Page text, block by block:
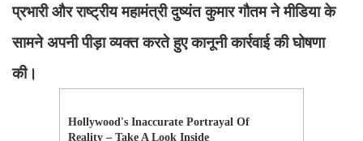
प्रभारी और राष्ट्रीय महामंत्री दुष्यंत कुमार गौतम ने मीडिया के
सामने अपनी पीड़ा व्यक्त करते हुए कानूनी कार्रवाई की घोषणा
की।